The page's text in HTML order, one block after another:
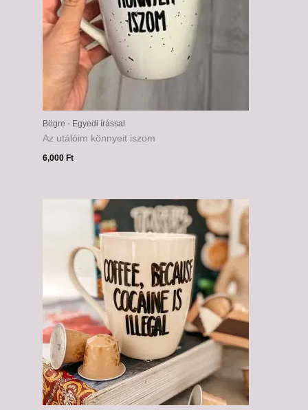
Bögre - Egyedi írással
Az utálóim könnyeit iszom
6,000Ft